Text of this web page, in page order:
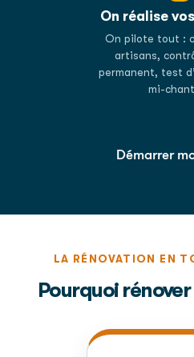
On réalise
On pilote tout :
artisans,
permanent, test
mi-
Démarrer
LA RÉNOVATION EN
Pourquoi